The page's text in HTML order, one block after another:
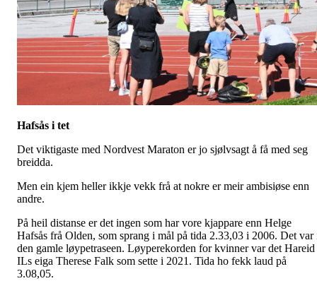
Hafsås i tet
Det viktigaste med Nordvest Maraton er jo sjølvsagt å få med seg
breidda.
Men ein kjem heller ikkje vekk frå at nokre er meir ambisiøse enn
andre.
På heil distanse er det ingen som har vore kjappare enn Helge
Hafsås frå Olden, som sprang i mål på tida 2.33,03 i 2006. Det var
den gamle løypetraseen. Løyperekorden for kvinner var det Hareid
ILs eiga Therese Falk som sette i 2021. Tida ho fekk laud på
3.08,05.